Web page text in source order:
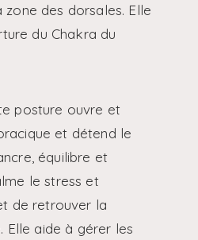
zone des dorsales. Elle
du Chakra du
posture ouvre et
et détend le
équilibre et
le stress et
de retrouver la
Elle aide à gérer les